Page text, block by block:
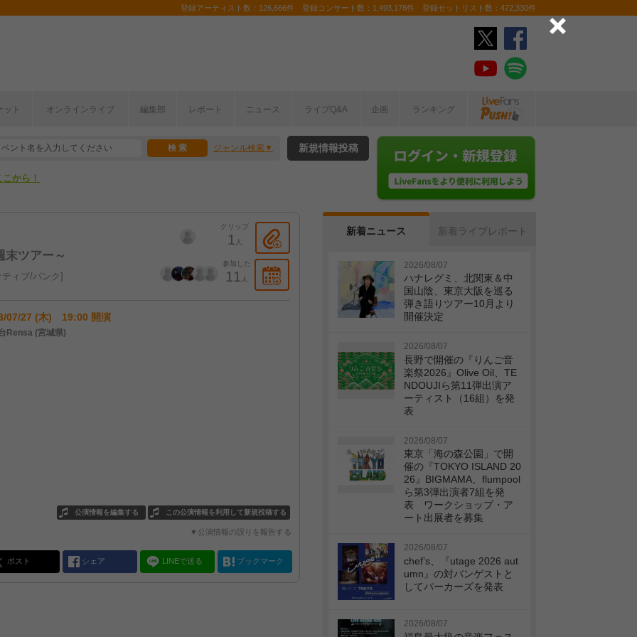
登録アーティスト数：126,666件 登録コンサート数：1,493,178件 登録セットリスト数：472,330件
ット オンラインライブ 編集部 レポート ニュース ライブQ&A 企画 ランキング
ジャンル検索
半期編発表！
から！
新規情報投稿
末ツアー～
クリップ
1 人
参加した
11 人
ィブ/パンク
07/27 (木) 19:00 開演
Rensa (宮城県)
この公演情報を利用して新規投稿する
公演情報を編集する
▼公演情報の誤りを報告する
ポスト シェア LINEで送る ブックマーク
新着ニュース 新着ライブレポート
2026/08/07
ハナレグミ、北関東＆中
国山陰、東京大阪を巡る
弾き語りツアー10月より
開催決定
2026/08/07
長野で開催の『りんご音
楽祭2026』Olive Oil、TE
NDOUJIら第11弾出演ア
ーティスト（16組）を発
表
2026/08/07
東京「海の森公園」で開
催の『TOKYO ISLAND 20
26』BIGMAMA、flumpool
ら第3弾出演者7組を発
表 ワークショップ・ア
ート出展者を募集
2026/08/07
chef’s、『utage 2026 aut
umn』の対バンゲストと
してパーカーズを発表
2026/08/07